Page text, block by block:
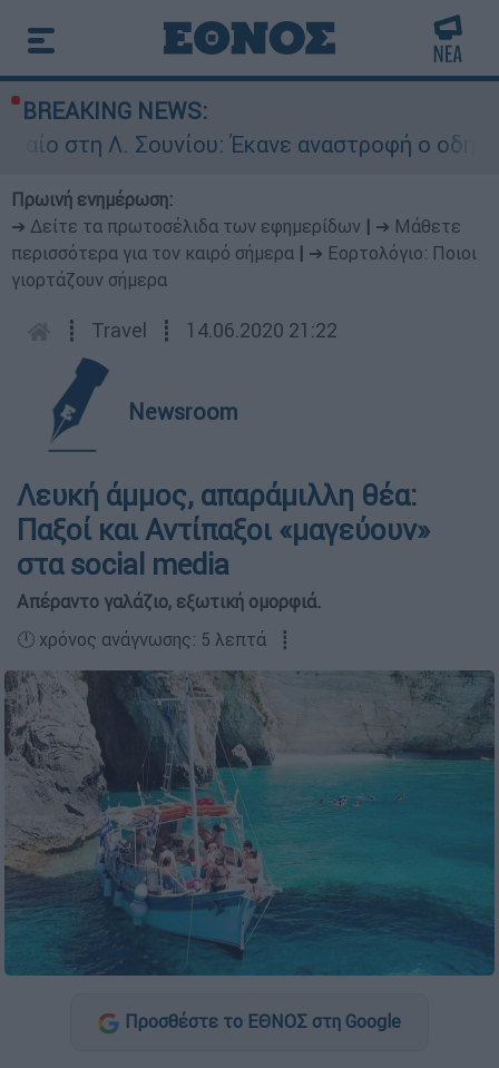
BREAKING NEWS:
Λ. Σουνίου: Έκανε αναστροφή ο οδηγός -
Πρωινή ενημέρωση:
➔ Δείτε τα πρωτοσέλιδα των εφημερίδων
➔ Μάθετε
περισσότερα για τον καιρό σήμερα
➔ Εορτολόγιο: Ποιοι
γιορτάζουν σήμερα
┋ Travel ┋ 14.06.2020 21:22
Newsroom
Λευκή άμμος, απαράμιλλη θέα:
Παξοί και Αντίπαξοι «μαγεύουν»
στα social media
Απέραντο γαλάζιο, εξωτική ομορφιά.
🕛 χρόνος ανάγνωσης: 5 λεπτά ┋
Προσθέστε το ΕΘΝΟΣ στη Google